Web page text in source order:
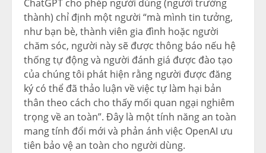
ChatGPT cho phép người dùng (người trưởng
thành) chỉ định một người “mà mình tin tưởng,
như bạn bè, thành viên gia đình hoặc người
chăm sóc, người này sẽ được thông báo nếu hệ
thống tự động và người đánh giá được đào tạo
của chúng tôi phát hiện rằng người được đăng
ký có thể đã thảo luận về việc tự làm hại bản
thân theo cách cho thấy mối quan ngại nghiêm
trọng về an toàn”. Đây là một tính năng an toàn
mang tính đổi mới và phản ánh việc OpenAI ưu
tiên bảo vệ an toàn cho người dùng.